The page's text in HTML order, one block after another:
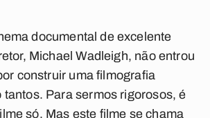
documental de excelente
Michael Wadleigh, não entrou
construir uma filmografia
tantos. Para sermos rigorosos, é
só. Mas este filme se chama